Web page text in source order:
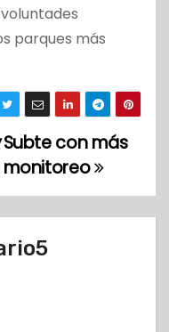
parques más
Subte con más
monitoreo